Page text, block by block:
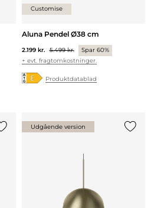
Customise
Aluna Pendel Ø38 cm
2.199 kr. 5.499 kr.
Spar 60%
+ evt. fragtomkostninger.
Produktdatablad
Udgående version